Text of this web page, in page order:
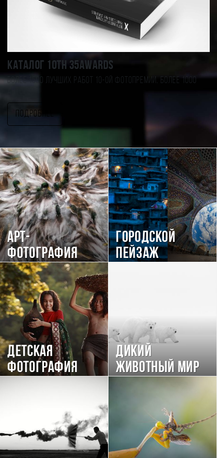
Каталог 10TH 35AWARDS
Более 1500 лучших работ 10-ой фотопремии, более 1000
Подробнее
Арт-
фотография
Городской
пейзаж
Детская
фотография
Дикий
животный мир